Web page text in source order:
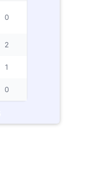
0
2
1
0